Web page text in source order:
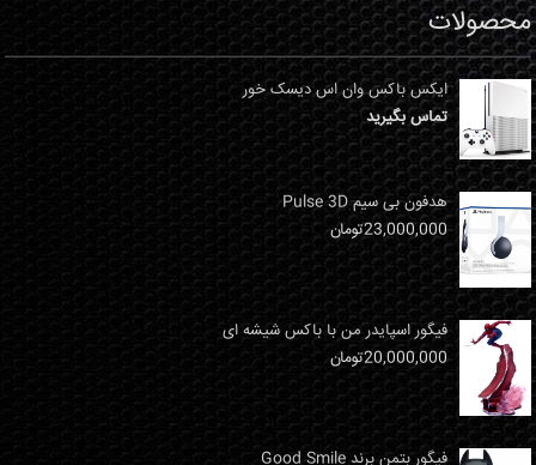
محصولات
ایکس باکس وان اس دیسک خور
تماس بگیرید
هدفون بی سیم Pulse 3D
23,000,000تومان
فیگور اسپایدر من با باکس شیشه ای
20,000,000تومان
فیگور بتمن برند Good Smile